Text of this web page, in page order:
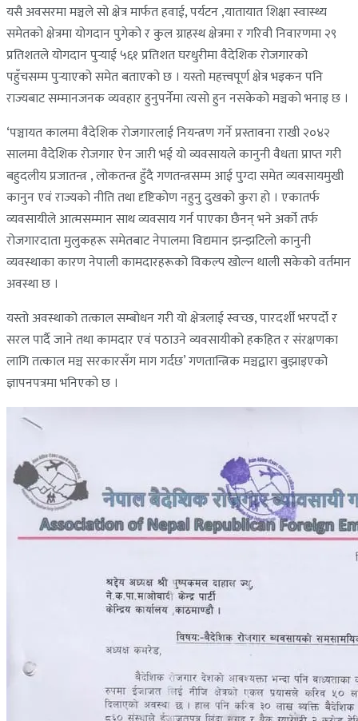
यसै अवसरमा मञ्चले सो क्षेत्र मार्फत हवाई, पर्यटन ,यातायात शिक्षा स्वास्थ्य
समेतको क्षेत्रमा योगदान पुगेको र कुल ग्राहस्थ क्षेत्रमा र गरिवी निवारणमा २९
प्रतिशतले योगदान पुर्‍याई ५६१ प्रतिशत घरधुरीमा वैदेशिक रोजगारको
पहुँचसम्म पुर्‍याएको समेत बताएको छ । यस्तो महत्त्वपूर्ण क्षेत्र भइकन पनि
राज्यबाट सम्मानजनक व्यवहार हुनुपर्नेमा त्यसो हुन नसकेको मञ्चको भनाइ छ ।
‘पञ्चायत कालमा वैदेशिक रोजगारलाई नियन्त्रण गर्ने प्रस्तावना राखी २०४२
सालमा वैदेशिक रोजगार ऐन जारी भई यो व्यवसायले कानुनी वैधता प्राप्त गरी
बहुदलीय प्रजातन्त्र , लोकतन्त्र हुँदै गणतन्त्रसम्म आई पुग्दा समेत व्यवसायमुखी
कानुन एवं राज्यको नीति तथा दृष्टिकोण नहुनु दुखको कुरा हो । एकातर्फ
व्यवसायीले आत्मसम्मान साथ व्यवसाय गर्न पाएका छैनन् भने अर्को तर्फ
रोजगारदाता मुलुकहरू समेतबाट नेपालमा विद्यमान झन्झटिलो कानुनी
व्यवस्थाका कारण नेपाली कामदारहरूको विकल्प खोल्न थाली सकेको वर्तमान
अवस्था छ ।
यस्तो अवस्थाको तत्काल सम्बोधन गरी यो क्षेत्रलाई स्वच्छ, पारदर्शी भरपर्दो र
सरल पार्दै जाने तथा कामदार एवं पठाउने व्यवसायीको हकहित र संरक्षणका
लागि तत्काल मञ्च सरकारसँग माग गर्दछ’ गणतान्त्रिक मञ्चद्वारा बुझाइएको
ज्ञापनपत्रमा भनिएको छ ।